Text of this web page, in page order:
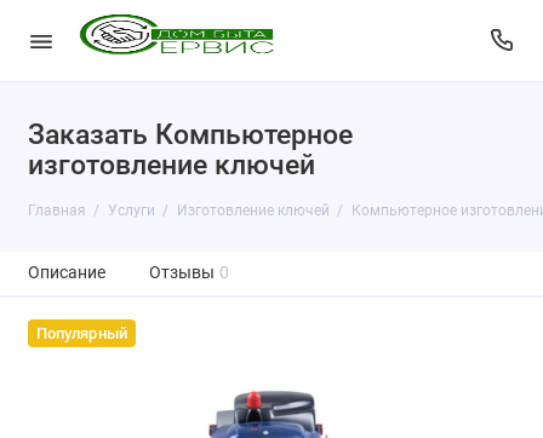
Заказать Компьютерное
изготовление ключей
Главная Услуги Изготовление ключей Компьютерное
Описание Отзывы 0
Популярный